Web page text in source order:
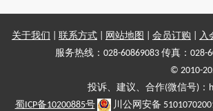
关于我们 联系方式 网站地图 会员订购
入
服务热线：028-60869083 传真：028-
© 2010-
投诉、建议、合作(微信号)
蜀ICP备10200885号
川公网安备